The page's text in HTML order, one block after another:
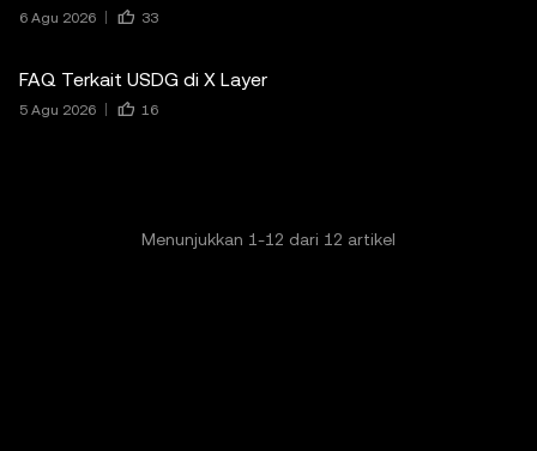
6 Agu 2026 33
FAQ Terkait USDG di X Layer
5 Agu 2026 16
Menunjukkan 1-12 dari 12 artikel